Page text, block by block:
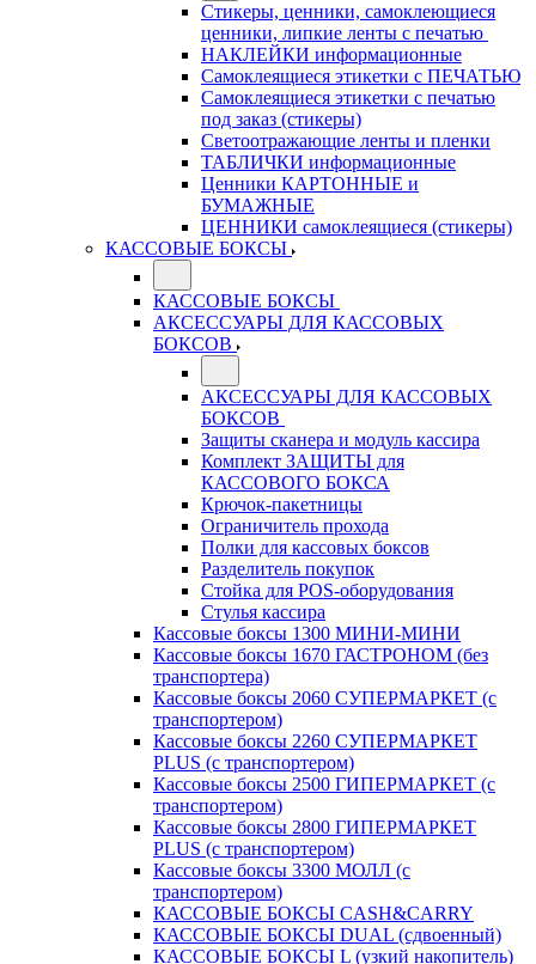
Стикеры, ценники, самоклеющиеся
ценники, липкие ленты с печатью
НАКЛЕЙКИ информационные
Самоклеящиеся этикетки с ПЕЧАТЬЮ
Самоклеящиеся этикетки с печатью
под заказ (стикеры)
Светоотражающие ленты и пленки
ТАБЛИЧКИ информационные
Ценники КАРТОННЫЕ и
БУМАЖНЫЕ
ЦЕННИКИ самоклеящиеся (стикеры)
КАССОВЫЕ БОКСЫ
КАССОВЫЕ БОКСЫ
АКСЕССУАРЫ ДЛЯ КАССОВЫХ
БОКСОВ
АКСЕССУАРЫ ДЛЯ КАССОВЫХ
БОКСОВ
Защиты сканера и модуль кассира
Комплект ЗАЩИТЫ для
КАССОВОГО БОКСА
Крючок-пакетницы
Ограничитель прохода
Полки для кассовых боксов
Разделитель покупок
Стойка для POS-оборудования
Стулья кассира
Кассовые боксы 1300 МИНИ-МИНИ
Кассовые боксы 1670 ГАСТРОНОМ (без
транспортера)
Кассовые боксы 2060 СУПЕРМАРКЕТ (с
транспортером)
Кассовые боксы 2260 СУПЕРМАРКЕТ
PLUS (с транспортером)
Кассовые боксы 2500 ГИПЕРМАРКЕТ (с
транспортером)
Кассовые боксы 2800 ГИПЕРМАРКЕТ
PLUS (с транспортером)
Кассовые боксы 3300 МОЛЛ (с
транспортером)
КАССОВЫЕ БОКСЫ CASH&CARRY
КАССОВЫЕ БОКСЫ DUAL (сдвоенный)
КАССОВЫЕ БОКСЫ L (узкий накопитель)